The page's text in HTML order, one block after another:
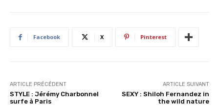
…
Facebook X Pinterest
ARTICLE PRÉCÉDENT
STYLE : Jérémy Charbonnel
surfe à Paris
ARTICLE SUIVANT
SEXY : Shiloh Fernandez in
the wild nature